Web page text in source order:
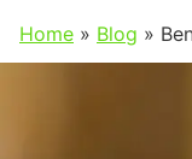
Home » Blog »